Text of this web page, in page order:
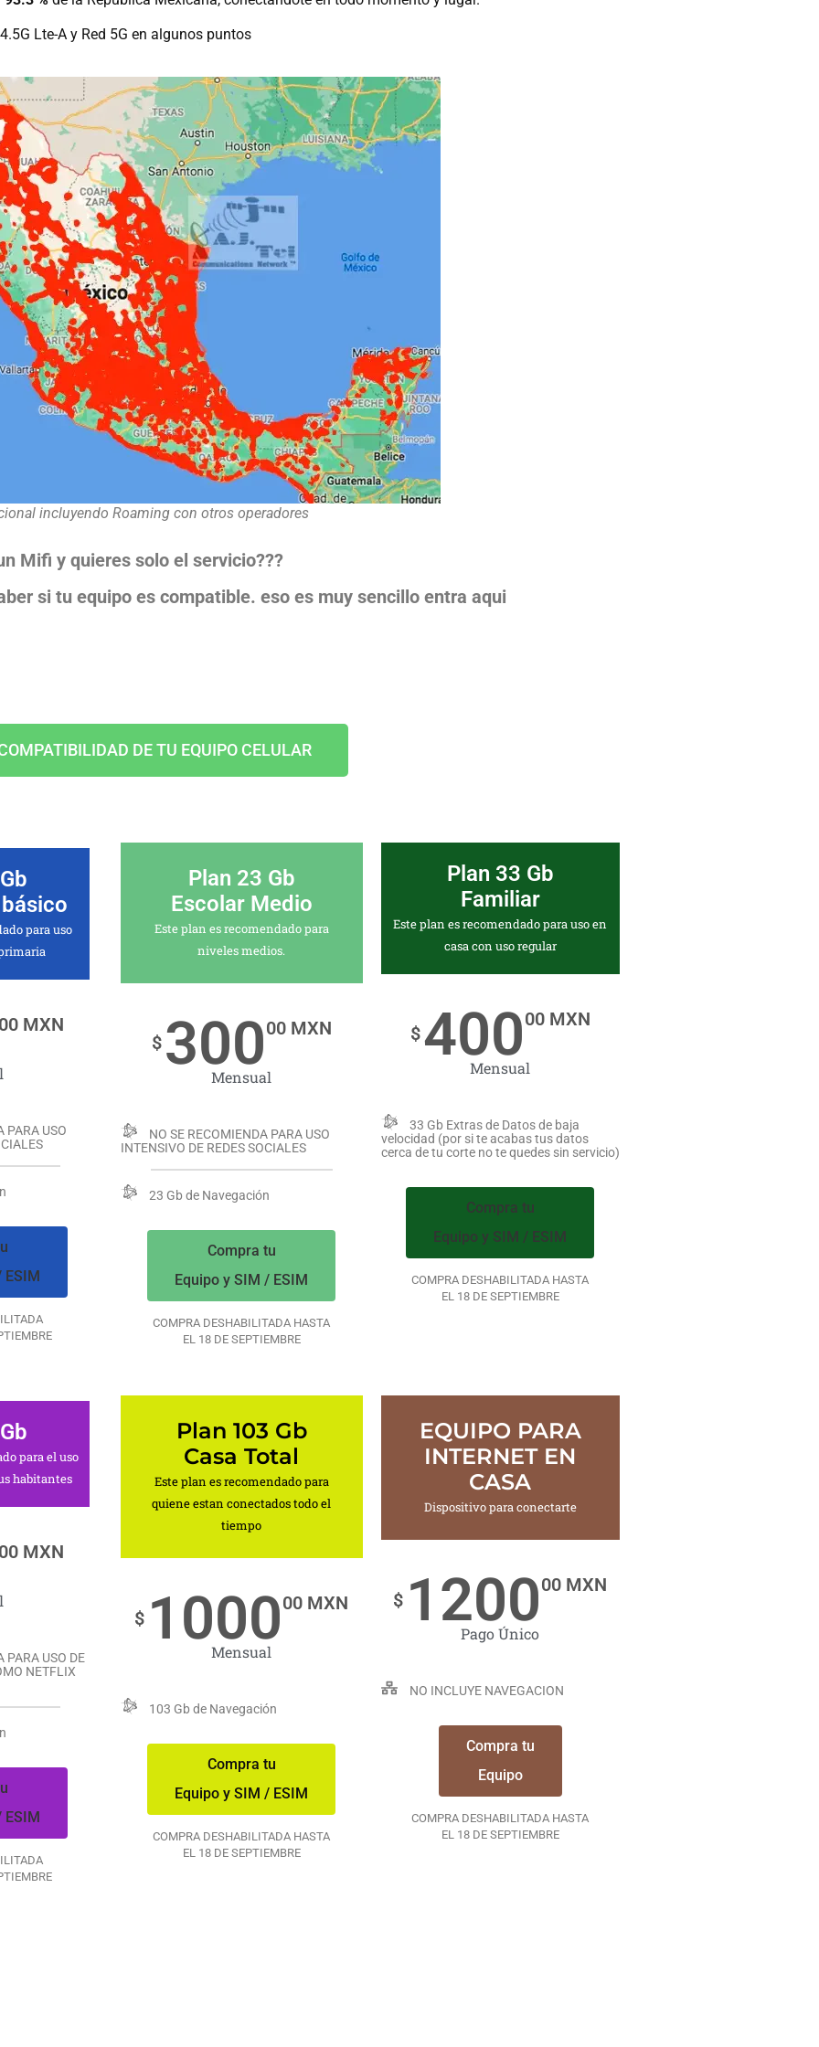
Lte-A y Red 5G en algunos puntos
incluyendo Roaming con otros operadores
Mifi y quieres solo el servicio???
si tu equipo es compatible. eso es muy sencillo entra aqui
DE TU EQUIPO CELULAR
para uso
MXN
PARA USO
ESIM
Plan 23 Gb
Escolar Medio
Este plan es recomendado para
niveles medios.
$ 30000 MXN
Mensual
NO SE RECOMIENDA PARA USO
INTENSIVO DE REDES SOCIALES
23 Gb de Navegación
Compra tu
Equipo y SIM / ESIM
COMPRA DESHABILITADA HASTA
EL 18 DE SEPTIEMBRE
Plan 33 Gb
Familiar
Este plan es recomendado para uso en
casa con uso regular
$40000 MXN
Mensual
33 Gb Extras de Datos de baja
velocidad (por si te acabas tus datos
cerca de tu corte no te quedes sin servicio)
Compra tu
Equipo y SIM / ESIM
COMPRA DESHABILITADA HASTA
EL 18 DE SEPTIEMBRE
para el uso
habitantes
MXN
PARA USO DE
NETFLIX
Plan 103 Gb
Casa Total
Este plan es recomendado para
quiene estan conectados todo el
tiempo
$ 100000 MXN
Mensual
103 Gb de Navegación
Compra tu
Equipo y SIM / ESIM
COMPRA DESHABILITADA HASTA
EL 18 DE SEPTIEMBRE
EQUIPO PARA
INTERNET EN
CASA
Dispositivo para conectarte
$ 120000 MXN
Pago Único
NO INCLUYE NAVEGACION
Compra tu
Equipo
COMPRA DESHABILITADA HASTA
EL 18 DE SEPTIEMBRE